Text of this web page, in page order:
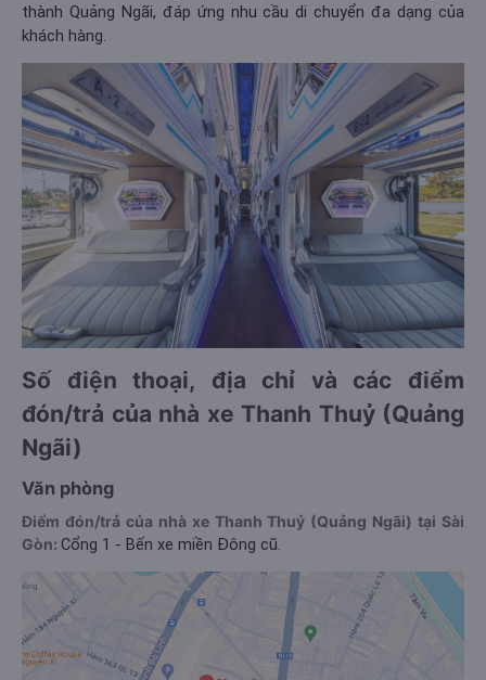
thành Quảng Ngãi, đáp ứng nhu cầu di chuyển đa dạng của
khách hàng.
Số điện thoại, địa chỉ và các điểm
đón/trả của nhà xe Thanh Thuỷ (Quảng
Ngãi)
Văn phòng
Điểm đón/trả của nhà xe Thanh Thuỷ (Quảng Ngãi) tại Sài
Gòn: Cổng 1 - Bến xe miền Đông cũ.